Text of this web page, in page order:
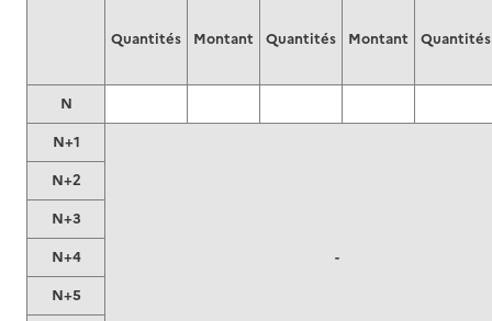
Quantités Montant Quantités Montant Quantités
N
N+1
-
N+2
N+3
N+4
N+5